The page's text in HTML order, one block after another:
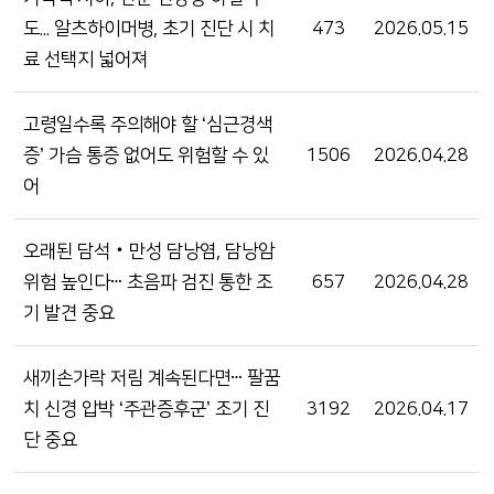
도... 알츠하이머병, 초기 진단 시 치
료 선택지 넓어져
473 2026.05.15
고령일수록 주의해야 할 ‘심근경색
증’ 가슴 통증 없어도 위험할 수 있
어
1506 2026.04.28
오래된 담석‧만성 담낭염, 담낭암
위험 높인다ⵈ 초음파 검진 통한 조
기 발견 중요
657 2026.04.28
새끼손가락 저림 계속된다면ⵈ 팔꿈
치 신경 압박 ‘주관증후군’ 조기 진
단 중요
3192 2026.04.17